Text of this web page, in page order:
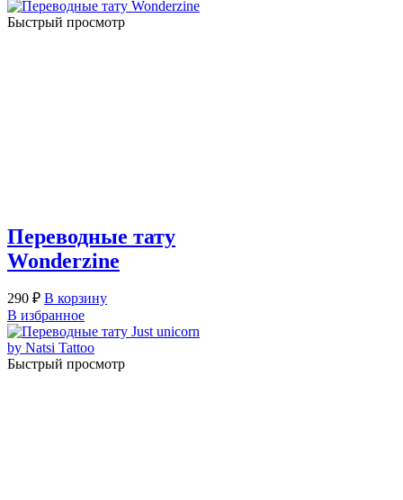
Быстрый просмотр
Переводные тату
Wonderzine
290 ₽ В корзину
В избранное
Быстрый просмотр